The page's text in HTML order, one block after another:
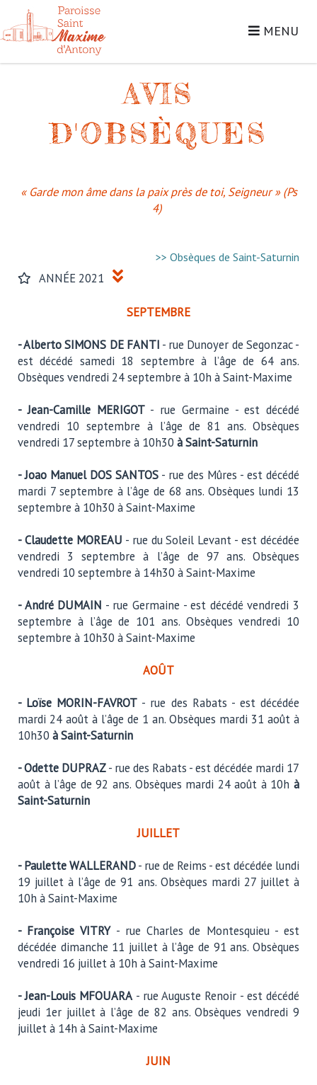
MENU
AVIS
D'OBSÈQUES
« Garde mon âme dans la paix près de toi, Seigneur » (Ps
4)
>> Obsèques de Saint-Saturnin
ANNÉE 2021
SEPTEMBRE
- Alberto SIMONS DE FANTI - rue Dunoyer de Segonzac -
est décédé samedi 18 septembre à l’âge de 64 ans.
Obsèques vendredi 24 septembre à 10h à Saint-Maxime
- Jean-Camille MERIGOT- rue Germaine - est décédé
vendredi 10 septembre à l’âge de 81 ans. Obsèques
vendredi 17 septembre à 10h30 à Saint-Saturnin
- Joao Manuel DOS SANTOS - rue des Mûres - est décédé
mardi 7 septembre à l’âge de 68 ans. Obsèques lundi 13
septembre à 10h30 à Saint-Maxime
- Claudette MOREAU - rue du Soleil Levant - est décédée
vendredi 3 septembre à l’âge de 97 ans. Obsèques
vendredi 10 septembre à 14h30 à Saint-Maxime
- André DUMAIN - rue Germaine - est décédé vendredi 3
septembre à l’âge de 101 ans. Obsèques vendredi 10
septembre à 10h30 à Saint-Maxime
AOÛT
- Loïse MORIN-FAVROT - rue des Rabats - est décédée
mardi 24 août à l’âge de 1 an. Obsèques mardi 31 août à
10h30 à Saint-Saturnin
- Odette DUPRAZ- rue des Rabats - est décédée mardi 17
août à l’âge de 92 ans. Obsèques mardi 24 août à 10h à
Saint-Saturnin
JUILLET
- Paulette WALLERAND- rue de Reims - est décédée lundi
19 juillet à l’âge de 91 ans. Obsèques mardi 27 juillet à
10h à Saint-Maxime
- Françoise VITRY- rue Charles de Montesquieu - est
décédée dimanche 11 juillet à l’âge de 91 ans. Obsèques
vendredi 16 juillet à 10h à Saint-Maxime
- Jean-Louis MFOUARA- rue Auguste Renoir - est décédé
jeudi 1er juillet à l’âge de 82 ans. Obsèques vendredi 9
juillet à 14h à Saint-Maxime
JUIN